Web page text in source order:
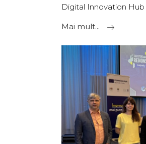
Digital Innovation
Mai mult...